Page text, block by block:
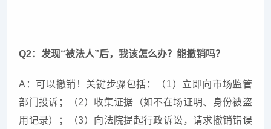
Q2：发现“被法人”后，我该怎么办？能撤销吗？
A：可以撤销！关键步骤包括：（1）立即向市场监管
部门投诉；（2）收集证据（如不在场证明、身份被盗
用记录）；（3）向法院提起行政诉讼，请求撤销错误